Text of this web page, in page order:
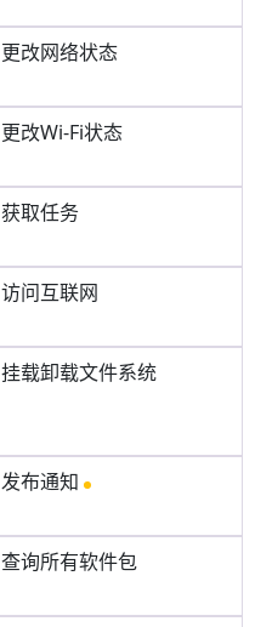
更改网络状态
更改Wi-Fi状态
获取任务
访问互联网
挂载卸载文件系统
发布通知
查询所有软件包